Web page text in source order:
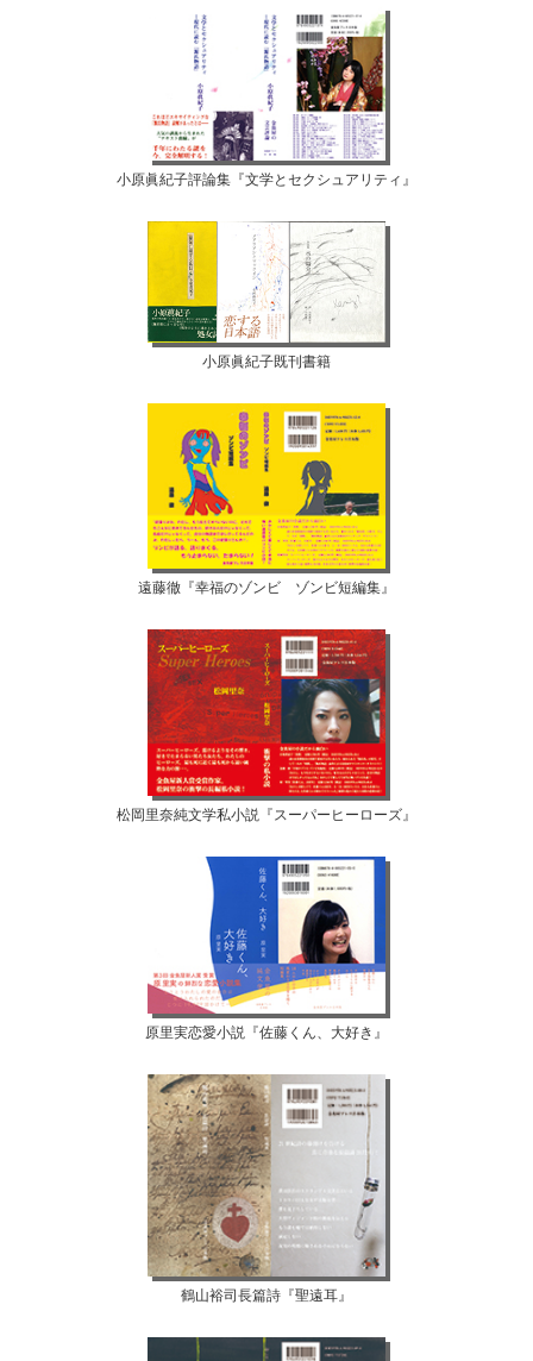
小原眞紀子評論集『文学とセクシュアリティ』
小原眞紀子既刊書籍
遠藤徹『幸福のゾンビ ゾンビ短編集』
松岡里奈純文学私小説『スーパーヒーローズ』
原里実恋愛小説『佐藤くん、大好き』
鶴山裕司長篇詩『聖遠耳』